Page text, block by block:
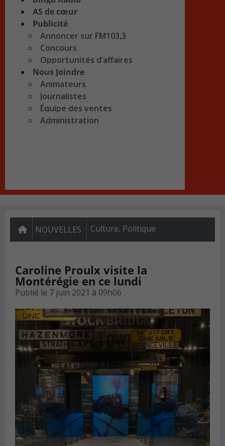
AS de cœur
Publicité
Annoncer sur FM103,3
Concours
Opportunités d’affaires
Nous Joindre
Animateurs
Journalistes
Équipe des ventes
Administration
NOUVELLES Culture, Politique
Caroline Proulx visite la
Montérégie en ce lundi
Publié le 7 juin 2021 à 09h06